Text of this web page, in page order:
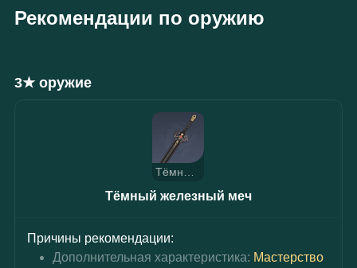
Рекомендации по оружию
3★ оружие
Тёмный железный меч
Причины рекомендации:
Дополнительная характеристика: Мастерство